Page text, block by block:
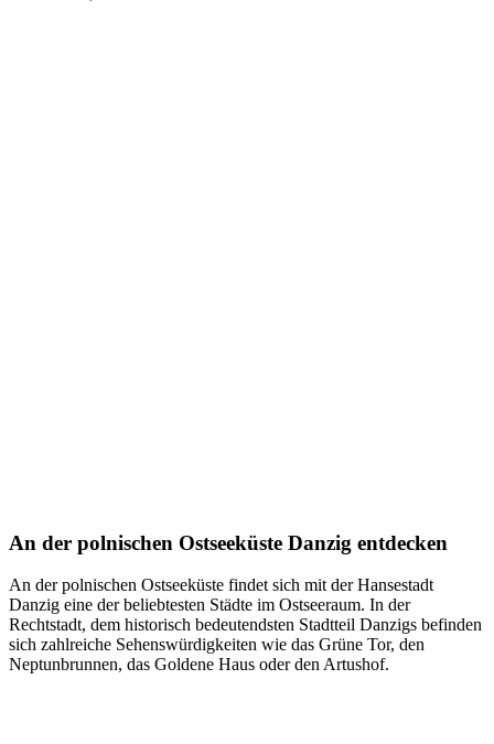
An der polnischen Ostseeküste Danzig entdecken
An der polnischen Ostseeküste findet sich mit der Hansestadt
Danzig eine der beliebtesten Städte im Ostseeraum. In der
Rechtstadt, dem historisch bedeutendsten Stadtteil Danzigs befinden
sich zahlreiche Sehenswürdigkeiten wie das Grüne Tor, den
Neptunbrunnen, das Goldene Haus oder den Artushof.